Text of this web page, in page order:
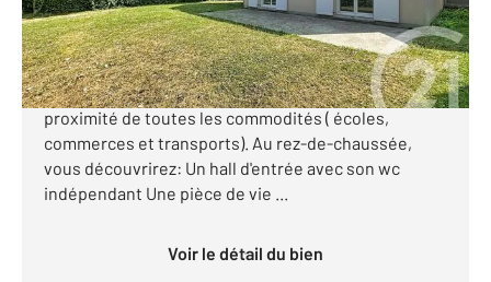
Margny Les Compiègne Découvrez cette maison
individuelle, idéale pour une famille, elle est située à
proximité de toutes les commodités ( écoles,
commerces et transports). Au rez-de-chaussée,
vous découvrirez: Un hall d'entrée avec son wc
indépendant Une pièce de vie ...
Voir le détail du bien